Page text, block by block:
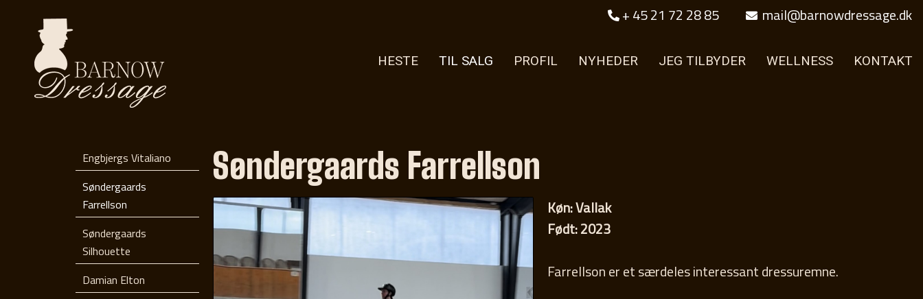
+ 45 21 72 28 85 mail@barnowdressage.dk
HESTE TIL SALG PROFIL NYHEDER JEG TILBYDER WELLNESS KONTAKT
Engbjergs Vitaliano
Søndergaards
Farrellson
Søndergaards
Silhouette
Damian Elton
Søndergaards Farrellson
Køn: Vallak
Født: 2023
Farrellson er et særdeles interessant dressuremne.